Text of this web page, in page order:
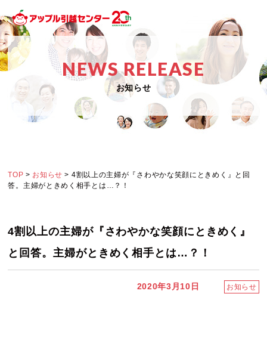
NEWS RELEASE
お知らせ
TOP > お知らせ > 4割以上の主婦が『さわやかな笑顔にときめく』と回
答。主婦がときめく相手とは…？！
4割以上の主婦が『さわやかな笑顔にときめく』
と回答。主婦がときめく相手とは…？！
2020年3月10日 お知らせ